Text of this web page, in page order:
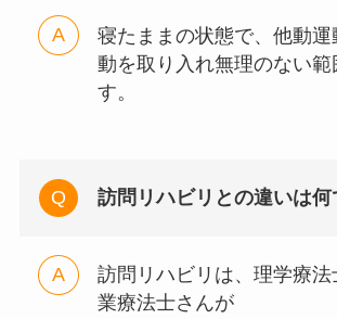
寝たままの状態で、他動運
動を取り入れ無理のない範
す。
訪問リハビリとの違いは何
訪問リハビリは、理学療法
業療法士さんが